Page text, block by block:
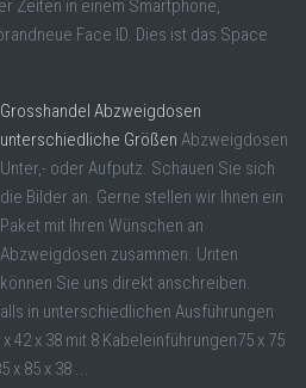
Zeiten in einem Smartphone,
Face ID. Dies ist das Space
Grosshandel Abzweigdosen
unterschiedliche Größen Abzweigdosen
Unter,- oder Aufputz. Schauen Sie sich
die Bilder an. Gerne stellen wir Ihnen ein
Paket mit Ihren Wünschen an
Abzweigdosen zusammen. Unten
können Sie uns direkt anschreiben.
in unterschiedlichen Ausführungen
42 x 38 mit 8 Kabeleinführungen75 x 75
x 85 x 38 ...